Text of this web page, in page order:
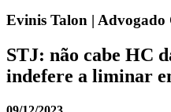
Evinis Talon |
STJ: não cabe HC
indefere a liminar